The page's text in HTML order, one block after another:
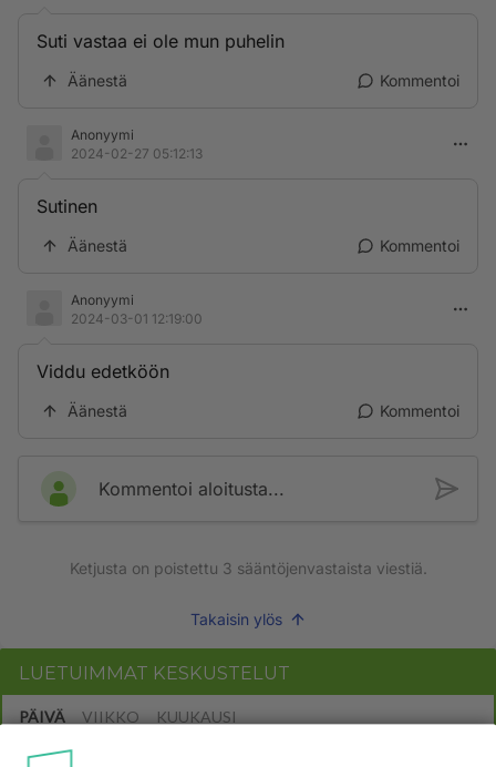
Suti vastaa ei ole mun puhelin
Äänestä Kommentoi
Anonyymi
2024-02-27 05:12:13
Sutinen
Äänestä Kommentoi
Anonyymi
2024-03-01 12:19:00
Viddu edetköön
Äänestä Kommentoi
Kommentoi aloitusta...
Ketjusta on poistettu 3 sääntöjenvastaista viestiä.
Takaisin ylös
LUETUIMMAT KESKUSTELUT
PÄIVÄ VIIKKO KUUKAUSI